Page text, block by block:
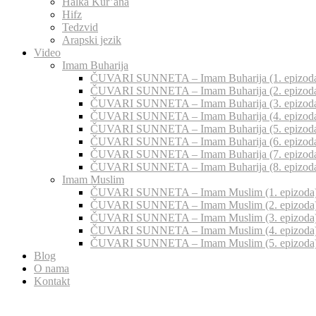
Hifz
Tedzvid
Arapski jezik
Video
Imam Buharija
ČUVARI SUNNETA – Imam Buharija (1.
ČUVARI SUNNETA – Imam Buharija (2.
ČUVARI SUNNETA – Imam Buharija (3.
ČUVARI SUNNETA – Imam Buharija (4.
ČUVARI SUNNETA – Imam Buharija (5.
ČUVARI SUNNETA – Imam Buharija (6.
ČUVARI SUNNETA – Imam Buharija (7.
ČUVARI SUNNETA – Imam Buharija (8.
Imam Muslim
ČUVARI SUNNETA – Imam Muslim (1.
ČUVARI SUNNETA – Imam Muslim (2.
ČUVARI SUNNETA – Imam Muslim (3.
ČUVARI SUNNETA – Imam Muslim (4.
ČUVARI SUNNETA – Imam Muslim (5.
Blog
O nama
Kontakt